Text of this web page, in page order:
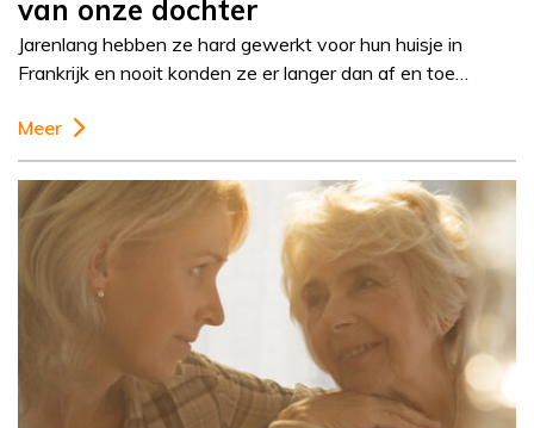
van onze dochter
Jarenlang hebben ze hard gewerkt voor hun huisje in
Frankrijk en nooit konden ze er langer dan af en toe…
Meer
Column
Else-Marie van den
Eerenbeemt